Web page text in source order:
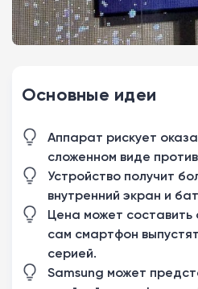
Основные идеи
Аппарат рискует
сложенном виде
Устройство получит
внутренний экран и
Цена может составить
сам смартфон
серией.
Samsung может